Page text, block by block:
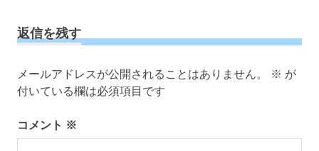
ビ
ゲ
シ
ョ
ン
事:
返信を残す
メールアドレスが公開されることはありません。 ※ が
付いている欄は必須項目です
コメント ※